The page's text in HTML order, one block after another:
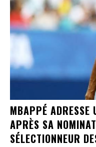
MBAPPÉ ADRESSE
APRÈS SA
SÉLECTIONNEUR